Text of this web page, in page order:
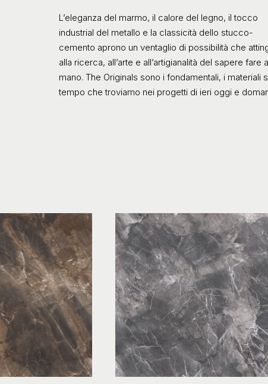
L’eleganza del marmo, il calore del legno, il tocco
industrial del metallo e la classicità dello stucco-
cemento aprono un ventaglio di possibilità che
alla ricerca, all’arte e all’artigianalità del sapere fare a
mano. The Originals sono i fondamentali, i materiali
tempo che troviamo nei progetti di ieri oggi e